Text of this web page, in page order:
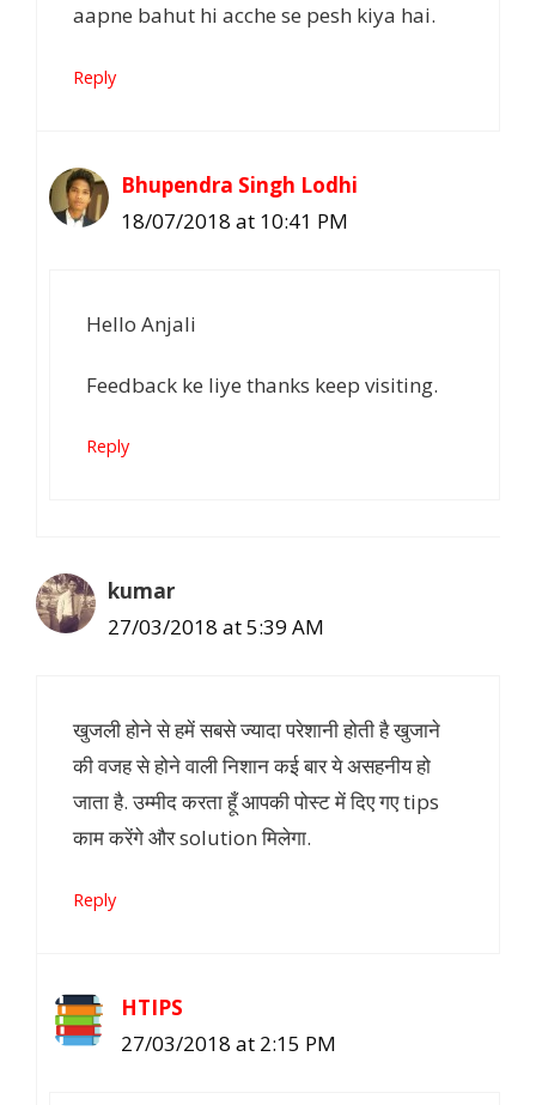
aapne bahut hi acche se pesh kiya hai.
Reply
Bhupendra Singh Lodhi
18/07/2018 at 10:41 PM
Hello Anjali
Feedback ke liye thanks keep visiting.
Reply
kumar
27/03/2018 at 5:39 AM
खुजली होने से हमें सबसे ज्यादा परेशानी होती है खुजाने
की वजह से होने वाली निशान कई बार ये असहनीय हो
जाता है. उम्मीद करता हूँ आपकी पोस्ट में दिए गए tips
काम करेंगे और solution मिलेगा.
Reply
HTIPS
27/03/2018 at 2:15 PM